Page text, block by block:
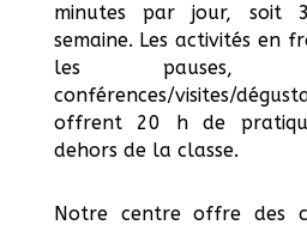
minutes par jour, soit
semaine. Les activités en
les pauses,
conférences/visites/
offrent 20 h de
dehors de la classe.
Notre centre offre des